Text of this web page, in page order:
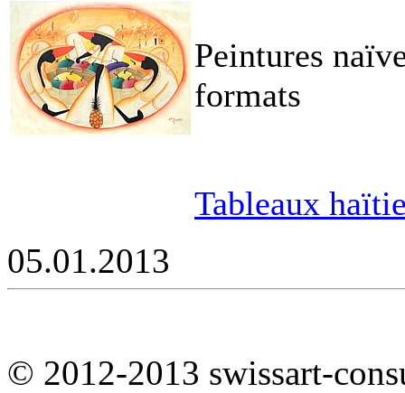
Peintures
formats
Tableaux
05.01.2013
© 2012-2013 swissart-